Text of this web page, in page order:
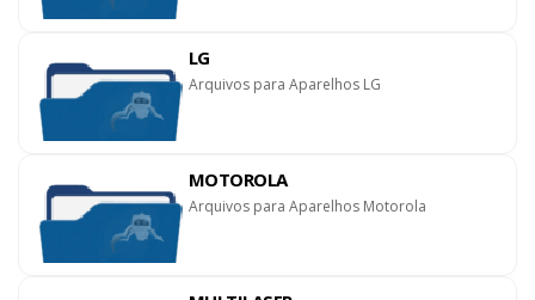
LG
Arquivos para Aparelhos LG
MOTOROLA
Arquivos para Aparelhos Motorola